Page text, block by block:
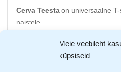
Meie veebileht
küpsiseid
Cerva Teesta on universaalne
naistele.
Materjal 100% puuvill
Masinpestav 40C juures